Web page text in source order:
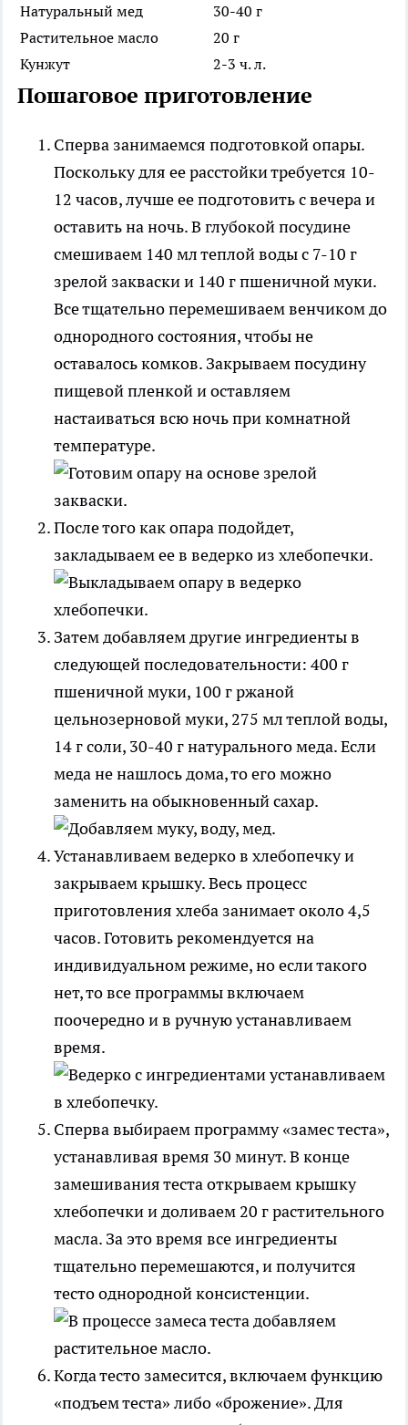
Натуральный мед
30-40 г
Растительное масло
20 г
Кунжут
2-3 ч. л.
Пошаговое приготовление
Сперва занимаемся подготовкой опары.
Поскольку для ее расстойки требуется 10-
12 часов, лучше ее подготовить с вечера и
оставить на ночь. В глубокой посудине
смешиваем 140 мл теплой воды с 7-10 г
зрелой закваски и 140 г пшеничной муки.
Все тщательно перемешиваем венчиком до
однородного состояния, чтобы не
оставалось комков. Закрываем посудину
пищевой пленкой и оставляем
настаиваться всю ночь при комнатной
температуре.
После того как опара подойдет,
закладываем ее в ведерко из хлебопечки.
Затем добавляем другие ингредиенты в
следующей последовательности: 400 г
пшеничной муки, 100 г ржаной
цельнозерновой муки, 275 мл теплой воды,
14 г соли, 30-40 г натурального меда. Если
меда не нашлось дома, то его можно
заменить на обыкновенный сахар.
Устанавливаем ведерко в хлебопечку и
закрываем крышку. Весь процесс
приготовления хлеба занимает около 4,5
часов. Готовить рекомендуется на
индивидуальном режиме, но если такого
нет, то все программы включаем
поочередно и в ручную устанавливаем
время.
Сперва выбираем программу «замес теста»,
устанавливая время 30 минут. В конце
замешивания теста открываем крышку
хлебопечки и доливаем 20 г растительного
масла. За это время все ингредиенты
тщательно перемешаются, и получится
тесто однородной консистенции.
Когда тесто замесится, включаем функцию
«подъем теста» либо «брожение». Для